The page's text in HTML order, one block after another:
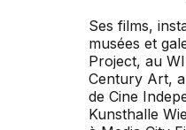
Ses films,
musées et
Project, au
Century Art,
de Cine
Kunsthalle